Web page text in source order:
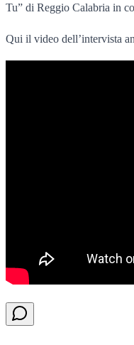
Tu” di Reggio Calabria in
Qui il video dell’intervista